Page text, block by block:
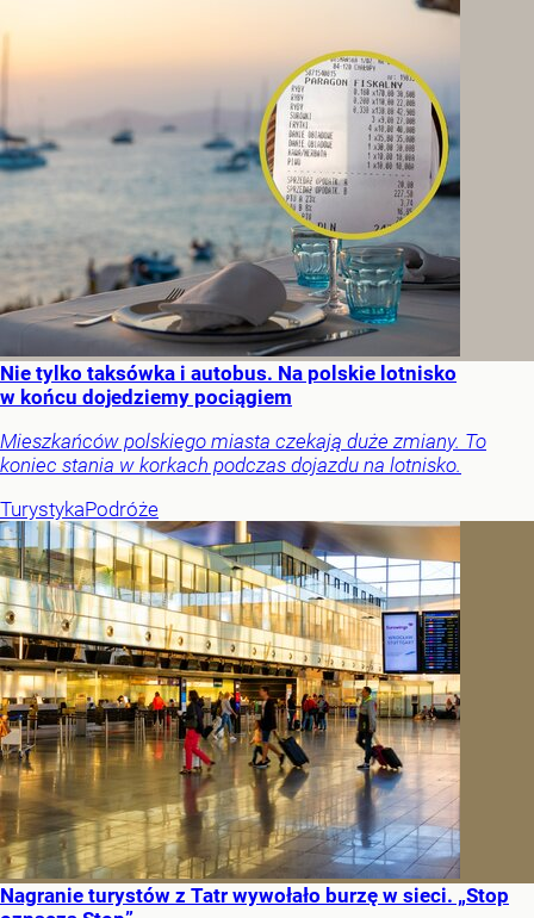
Nie tylko taksówka i autobus. Na polskie lotnisko
w końcu dojedziemy pociągiem
Mieszkańców polskiego miasta czekają duże zmiany. To
koniec stania w korkach podczas dojazdu na lotnisko.
TurystykaPodróże
Nagranie turystów z Tatr wywołało burzę w sieci. „Stop